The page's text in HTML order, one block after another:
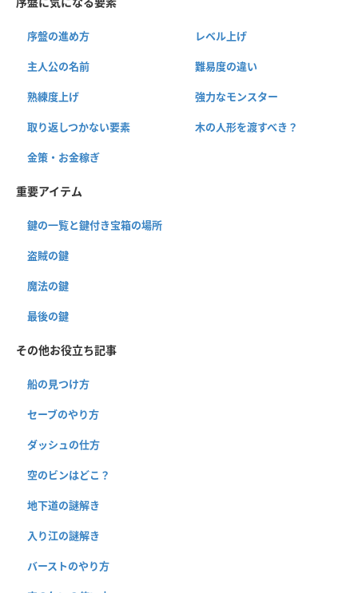
序盤の進め方 レベル上げ
主人公の名前 難易度の違い
熟練度上げ 強力なモンスター
取り返しつかない要素 木の人形を渡すべき？
金策・お金稼ぎ
重要アイテム
鍵の一覧と鍵付き宝箱の場所
盗賊の鍵
魔法の鍵
最後の鍵
その他お役立ち記事
船の見つけ方
セーブのやり方
ダッシュの仕方
空のビンはどこ？
地下道の謎解き
入り江の謎解き
バーストのやり方